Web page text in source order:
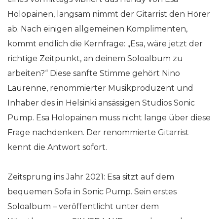
Holopainen, langsam nimmt der Gitarrist den Hörer
ab. Nach einigen allgemeinen Komplimenten,
kommt endlich die Kernfrage: „Esa, wäre jetzt der
richtige Zeitpunkt, an deinem Soloalbum zu
arbeiten?“ Diese sanfte Stimme gehört Nino
Laurenne, renommierter Musikproduzent und
Inhaber des in Helsinki ansässigen Studios Sonic
Pump. Esa Holopainen muss nicht lange über diese
Frage nachdenken. Der renommierte Gitarrist
kennt die Antwort sofort.
Zeitsprung ins Jahr 2021: Esa sitzt auf dem
bequemen Sofa in Sonic Pump. Sein erstes
Soloalbum – veröffentlicht unter dem